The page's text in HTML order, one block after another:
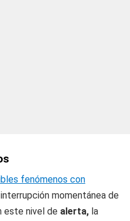
fenómenos con
momentánea de
este nivel de alerta, la